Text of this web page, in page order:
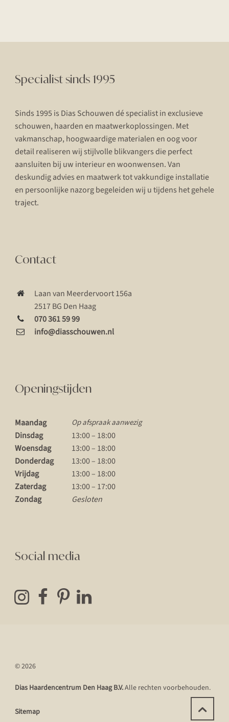
Specialist sinds 1995
Sinds 1995 is Dias Schouwen dé specialist in exclusieve
schouwen, haarden en maatwerkoplossingen. Met
vakmanschap, hoogwaardige materialen en oog voor
detail realiseren wij stijlvolle blikvangers die perfect
aansluiten bij uw interieur en woonwensen. Van
deskundig advies en maatwerk tot vakkundige installatie
en persoonlijke nazorg begeleiden wij u tijdens het gehele
traject.
Contact
Laan van Meerdervoort 156a
2517 BG Den Haag
070 361 59 99
info@diasschouwen.nl
Openingstijden
Maandag Op afspraak aanwezig
Dinsdag
13:00 – 18:00
Woensdag
13:00 – 18:00
Donderdag
13:00 – 18:00
Vrijdag
13:00 – 18:00
Zaterdag
13:00 – 17:00
Zondag
Gesloten
Social media
© 2026
Dias Haardencentrum Den Haag B.V.Alle rechten voorbehouden.
Sitemap